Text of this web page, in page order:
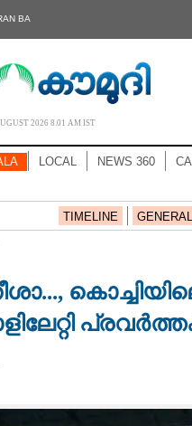
BA
2026 8.01 AM IST
LOCAL NEWS 360
TIMELINE GENERAL